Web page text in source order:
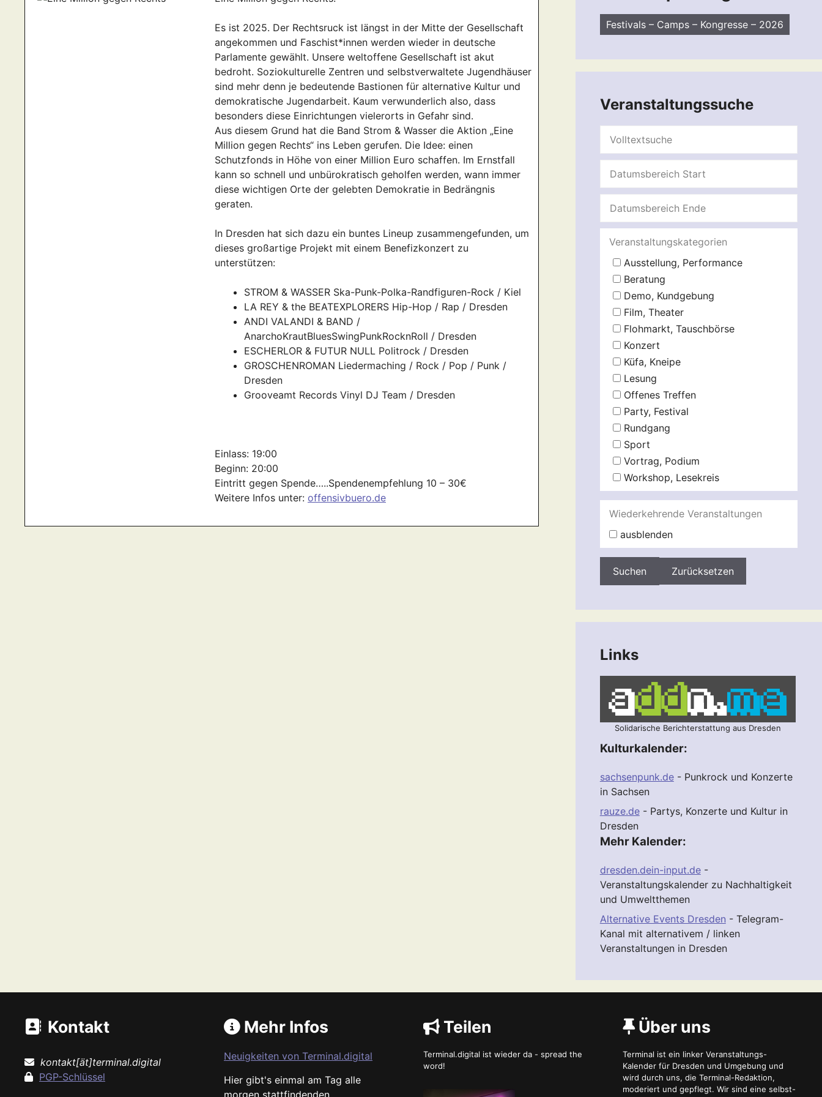
Es ist 2025. Der Rechtsruck ist längst in der Mitte der Gesellschaft
angekommen und Faschist*innen werden wieder in deutsche
Parlamente gewählt. Unsere weltoffene Gesellschaft ist akut
bedroht. Soziokulturelle Zentren und selbstverwaltete Jugendhäuser
sind mehr denn je bedeutende Bastionen für alternative Kultur und
demokratische Jugendarbeit. Kaum verwunderlich also, dass
besonders diese Einrichtungen vielerorts in Gefahr sind.
Aus diesem Grund hat die Band Strom & Wasser die Aktion „Eine
Million gegen Rechts“ ins Leben gerufen. Die Idee: einen
Schutzfonds in Höhe von einer Million Euro schaffen. Im Ernstfall
kann so schnell und unbürokratisch geholfen werden, wann immer
diese wichtigen Orte der gelebten Demokratie in Bedrängnis
geraten.
In Dresden hat sich dazu ein buntes Lineup zusammengefunden, um
dieses großartige Projekt mit einem Benefizkonzert zu
unterstützen:
STROM & WASSER Ska-Punk-Polka-Randfiguren-Rock / Kiel
LA REY & the BEATEXPLORERS Hip-Hop / Rap / Dresden
ANDI VALANDI & BAND /
AnarchoKrautBluesSwingPunkRocknRoll / Dresden
ESCHERLOR & FUTUR NULL Politrock / Dresden
GROSCHENROMAN Liedermaching / Rock / Pop / Punk /
Dresden
Grooveamt Records Vinyl DJ Team / Dresden
Einlass: 19:00
Beginn: 20:00
Eintritt gegen Spende…..Spendenempfehlung 10 – 30€
Weitere Infos unter: offensivbuero.de
Festivals – Camps – Kongresse – 2026
Veranstaltungssuche
Veranstaltungskategorien
Ausstellung, Performance
Beratung
Demo, Kundgebung
Film, Theater
Flohmarkt, Tauschbörse
Konzert
Küfa, Kneipe
Lesung
Offenes Treffen
Party, Festival
Rundgang
Sport
Vortrag, Podium
Workshop, Lesekreis
Wiederkehrende Veranstaltungen
ausblenden
Zurücksetzen
Links
Solidarische Berichterstattung aus Dresden
Kulturkalender:
sachsenpunk.de- Punkrock und Konzerte
in Sachsen
rauze.de- Partys, Konzerte und Kultur in
Dresden
Mehr Kalender:
dresden.dein-input.de-
Veranstaltungskalender zu Nachhaltigkeit
und Umweltthemen
Alternative Events Dresden - Telegram-
Kanal mit alternativem / linken
Veranstaltungen in Dresden
Kontakt
kontakt[ät]terminal.digital
PGP-Schlüssel
Mehr Infos
Neuigkeiten von Terminal.digital
Hier gibt's einmal am Tag alle
morgen stattfindenden
Teilen
Terminal.digital ist wieder da - spread the
word!
Über uns
Terminal ist ein linker Veranstaltungs-
Kalender für Dresden und Umgebung und
wird durch uns, die Terminal-Redaktion,
moderiert und gepflegt. Wir sind eine selbst-